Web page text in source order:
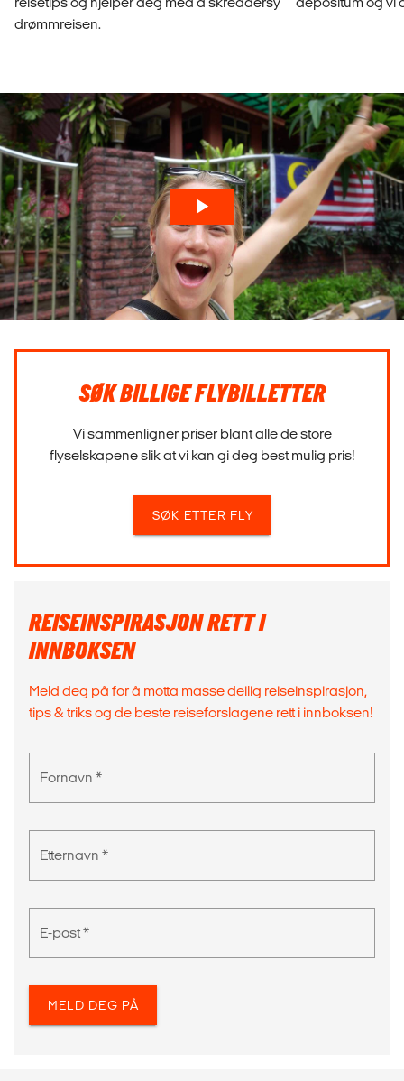
drømmreisen.
SØK BILLIGE FLYBILLETTER
Vi sammenligner priser blant alle de store
flyselskapene slik at vi kan gi deg best mulig pris!
SØK ETTER FLY
REISEINSPIRASJON RETT I
INNBOKSEN
Meld deg på for å motta masse deilig reiseinspirasjon,
tips & triks og de beste reiseforslagene rett i innboksen!
Fornavn *
Etternavn *
E-post *
MELD DEG PÅ